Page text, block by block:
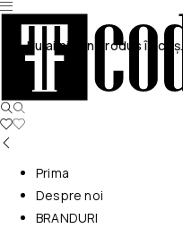
Nu ai niciun produs în coș.
Prima
Despre noi
BRANDURI